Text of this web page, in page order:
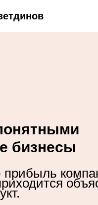
e бизнесы